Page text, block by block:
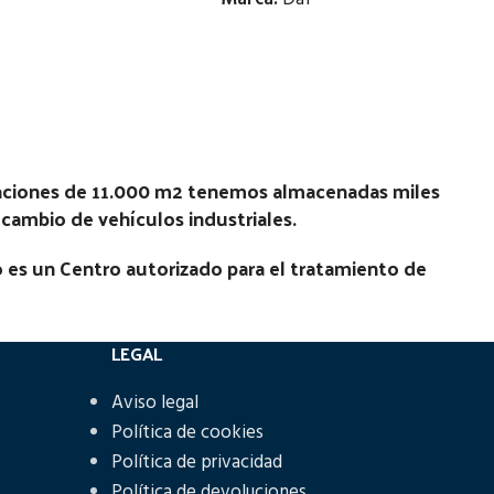
(4X2) | 01.87 - 12.95
Código Pieza:45527
de 11.000 m2 tenemos almacenadas miles
de vehículos industriales.
un Centro autorizado para el tratamiento de
LEGAL
Aviso legal
Política de cookies
Política de privacidad